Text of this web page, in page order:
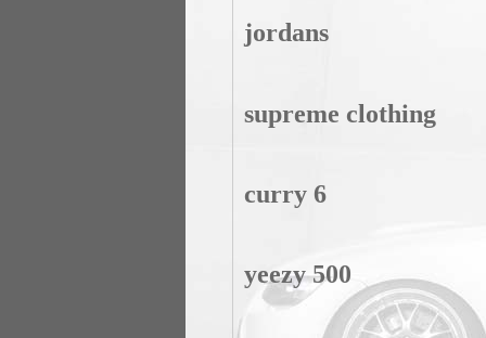
jordans
supreme clothing
curry 6
yeezy 500